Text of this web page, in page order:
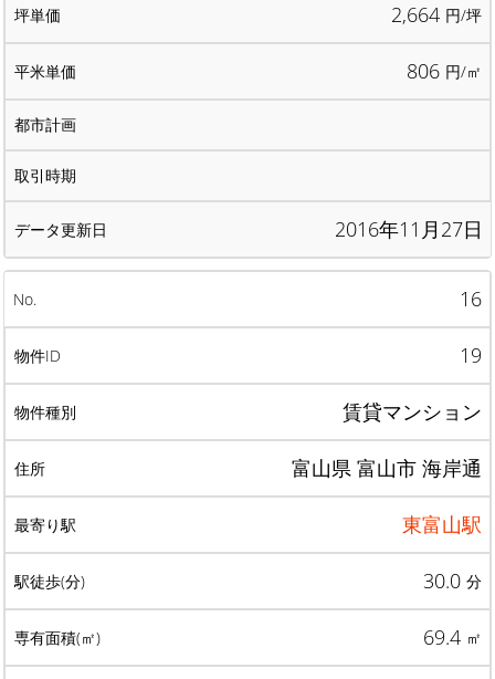
2,664 円/坪
806 円/㎡
2016年11月27日
16
19
賃貸マンション
富山県 富山市 海岸通
東富山駅
30.0 分
69.4 ㎡